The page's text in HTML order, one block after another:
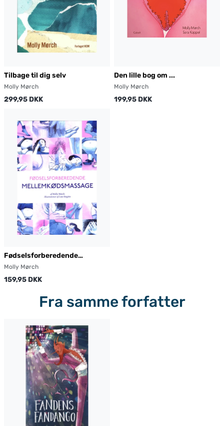
Tilbage til dig selv
Molly Mørch
299,95 DKK
Den lille bog om ...
Molly Mørch
199,95 DKK
Fødselsforberedende
Mellemkødsmassage
Molly Mørch
159,95 DKK
Fra samme forfatter